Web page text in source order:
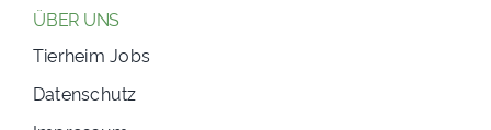
ÜBER UNS
Tierheim Jobs
Datenschutz